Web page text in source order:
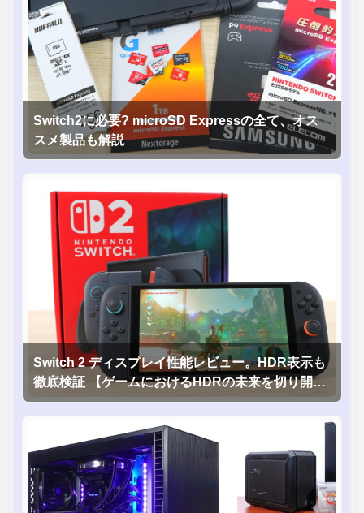
Switch2に必要? microSD Expressの全て、オス
スメ製品も解説
Switch 2 ディスプレイ性能レビュー。HDR表示も
徹底検証 【ゲームにおけるHDRの未来を切り開く
1台！】